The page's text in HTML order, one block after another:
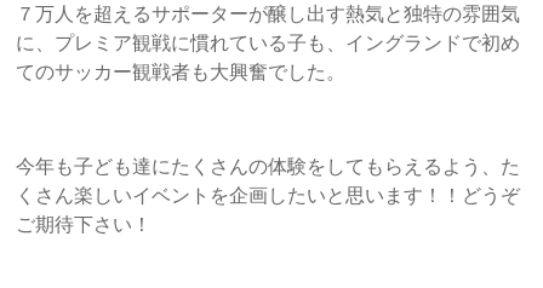
７万人を超えるサポーターが醸し出す熱気と独特の雰囲気
に、プレミア観戦に慣れている子も、イングランドで初め
てのサッカー観戦者も大興奮でした。
今年も子ども達にたくさんの体験をしてもらえるよう、た
くさん楽しいイベントを企画したいと思います！！どうぞ
ご期待下さい！